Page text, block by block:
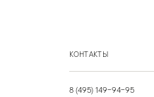
КОНТАКТЫ
8 (495) 149-94-95